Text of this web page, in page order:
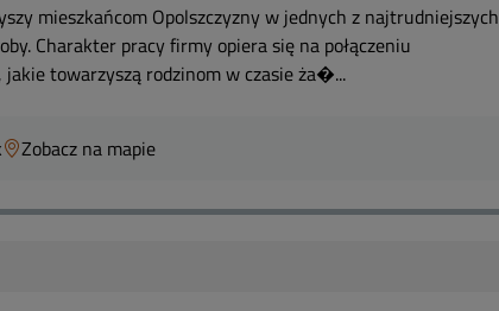
mieszkańcom Opolszczyzny w jednych z najtrudniejszych
Charakter pracy firmy opiera się na połączeniu
towarzyszą rodzinom w czasie ża�...
Zobacz na mapie